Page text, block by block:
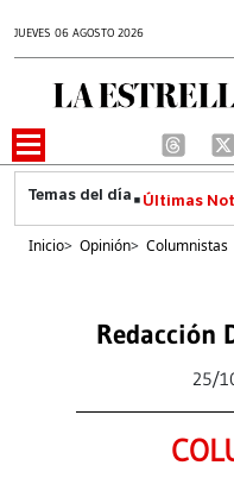
JUEVES 06 AGOSTO 2026
Últimas
Inicio> Opinión> Columnistas
Redacción
25/